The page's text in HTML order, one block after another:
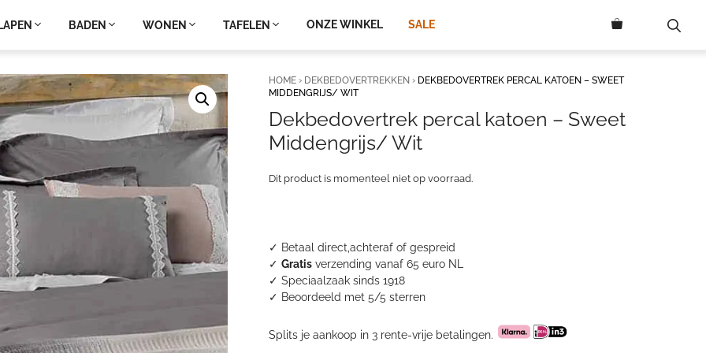
BADEN WONEN TAFELEN ONZE WINKEL SALE
✓ Betaal direct,achteraf of gespreid
✓Gratis verzending vanaf 65 euro NL
✓ Speciaalzaak sinds 1918
✓ Beoordeeld met 5/5 sterren
Splits je aankoop in 3 rente-vrije betalingen.
HOME › DEKBEDOVERTREKKEN › DEKBEDOVERTREK PERCAL KATOEN – SWEET
MIDDENGRIJS/ WIT
Dekbedovertrek percal katoen – Sweet
Middengrijs/ Wit
Dit product is momenteel niet op voorraad.